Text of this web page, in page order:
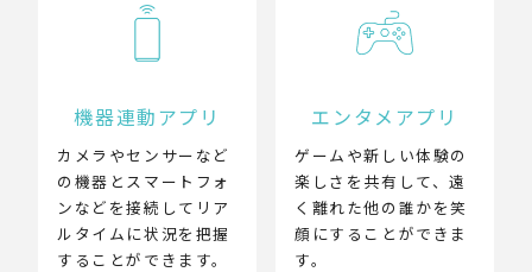
機器連動アプリ
カメラやセンサーなど
の機器とスマートフォ
ンなどを接続してリア
ルタイムに状況を把握
することができます。
エンタメアプリ
ゲームや新しい体験の
楽しさを共有して、遠
く離れた他の誰かを笑
顔にすることができま
す。